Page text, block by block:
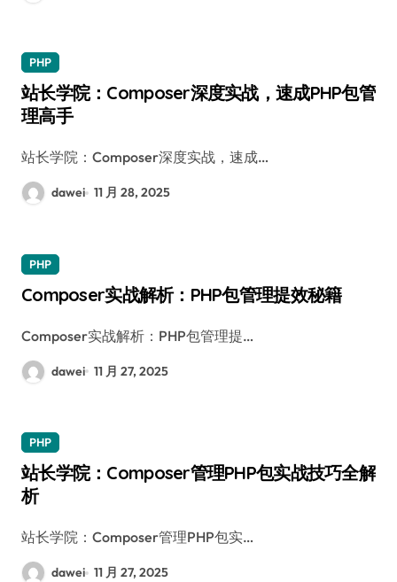
PHP
站长学院：Composer深度实战，速成PHP包管
理高手
站长学院：Composer深度实战，速成…
dawei 11 月 28, 2025
PHP
Composer实战解析：PHP包管理提效秘籍
Composer实战解析：PHP包管理提…
dawei 11 月 27, 2025
PHP
站长学院：Composer管理PHP包实战技巧全解
析
站长学院：Composer管理PHP包实…
dawei 11 月 27, 2025